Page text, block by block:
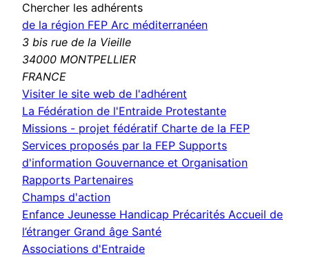
Chercher les adhérents
de la région FEP Arc méditerranéen
3 bis rue de la Vieille
34000 MONTPELLIER
FRANCE
Visiter le site web de l'adhérent
fenêtre)
La Fédération de l'Entraide Protestante
Missions - projet fédératif Charte de la FEP
Services proposés par la FEP Supports
d'information Gouvernance et Organisation
Rapports Partenaires
Champs d'action
Enfance Jeunesse Handicap Précarités Accueil de
l’étranger Grand âge Santé
Associations d'Entraide